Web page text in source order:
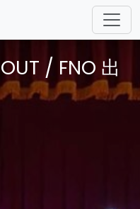
/ FNO 出